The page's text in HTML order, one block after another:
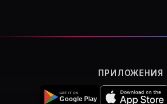
ПРИЛОЖЕНИЯ